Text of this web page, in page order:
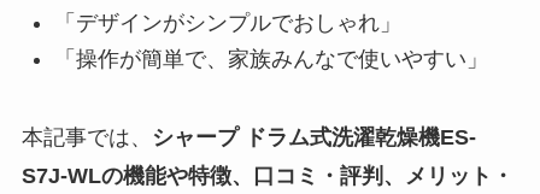
「デザインがシンプルでおしゃれ」
「操作が簡単で、家族みんなで使いやすい」
本記事では、
シャープ ドラム式洗濯乾燥機ES-
S7J-WLの機能や特徴、口コミ・評判、メリット・